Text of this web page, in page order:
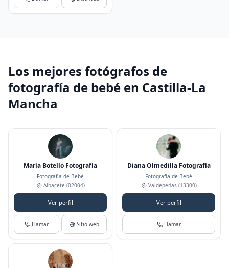
Los mejores fotógrafos de
fotografía de bebé en Castilla-La
Mancha
María Botello Fotografía
Fotografía de Bebé
Albacete (02004)
Ver perfil
Llamar Sitio web
Diana Olmedilla Fotografía
Fotografía de Bebé
Valdepeñas(13300)
Ver perfil
Llamar